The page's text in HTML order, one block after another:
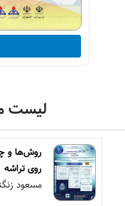
لیست
روش‌ها و
روی تراشه
مسعود